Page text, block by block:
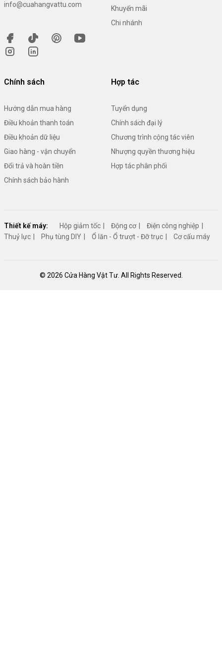
info@cuahangvattu.com
Khuyến mãi
Chi nhánh
Chính sách
Hướng dẫn mua hàng
Điều khoản thanh toán
Điều khoản dữ liệu
Giao hàng - vận chuyển
Đổi trả và hoàn tiền
Chính sách bảo hành
Hợp tác
Tuyển dụng
Chính sách đại lý
Chương trình cộng tác viên
Nhượng quyền thương hiệu
Hợp tác phân phối
Thiết kế máy: Hộp giảm tốc Động cơ
Điện công nghiệp
Thuỷ lực
Phụ tùng DIY Ổ lăn - Ổ trượt - Đỡ trục Cơ cấu máy
© 2026 Cửa Hàng Vật Tư. All Rights Reserved.